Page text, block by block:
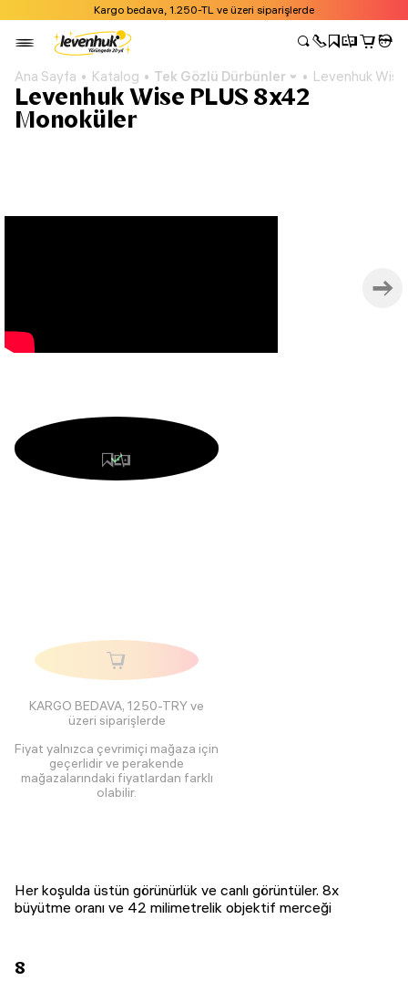
Kargo bedava, 1.250-TL ve üzeri siparişlerde
Ana Sayfa Katalog Tek Gözlü Dürbünler Levenhuk
Levenhuk Wise PLUS 8x42
Monoküler
KARGO BEDAVA, 1250-TRY ve
üzeri siparişlerde
Fiyat yalnızca çevrimiçi mağaza için
geçerlidir ve perakende
mağazalarındaki fiyatlardan farklı
olabilir.
Her koşulda üstün görünürlük ve canlı görüntüler. 8x
büyütme oranı ve 42 milimetrelik objektif merceği
8